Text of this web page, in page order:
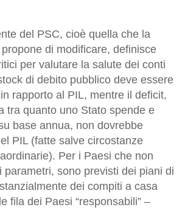
del PSC, cioè quella che la
di modificare, definisce
per valutare la salute dei conti
di debito pubblico deve essere
rapporto al PIL, mentre il deficit,
tra quanto uno Stato spende e
base annua, non dovrebbe
PIL (fatte salve circostanze
Per i Paesi che non
parametri, sono previsti dei piani di
dei compiti a casa
fila dei Paesi “responsabili” –